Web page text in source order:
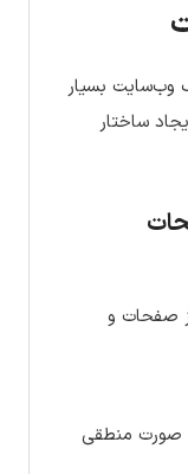
وب‌سایت بسیار
ساختار
صفحات و
صورت منطقی